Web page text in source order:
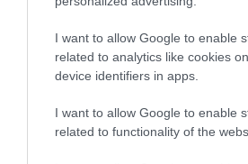
I want to allow Google to enable
related to analytics like cookies
device identifiers in apps.
I want to allow Google to enable
related to functionality of the
ΕΛΛΑΔΑ